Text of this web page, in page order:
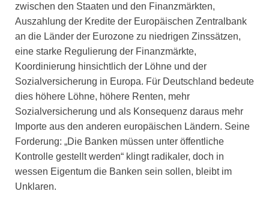
zwischen den Staaten und den Finanzmärkten,
Auszahlung der Kredite der Europäischen Zentralbank
an die Länder der Eurozone zu niedrigen Zinssätzen,
eine starke Regulierung der Finanzmärkte,
Koordinierung hinsichtlich der Löhne und der
Sozialversicherung in Europa. Für Deutschland bedeute
dies höhere Löhne, höhere Renten, mehr
Sozialversicherung und als Konsequenz daraus mehr
Importe aus den anderen europäischen Ländern. Seine
Forderung: „Die Banken müssen unter öffentliche
Kontrolle gestellt werden“ klingt radikaler, doch in
wessen Eigentum die Banken sein sollen, bleibt im
Unklaren.